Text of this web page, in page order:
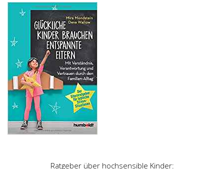
Ratgeber über hochsensible Kinder: